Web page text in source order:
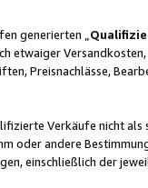
generierten „
etwaiger
Preisnachlässe,
Verkäufe nicht
oder andere
einschließlich der